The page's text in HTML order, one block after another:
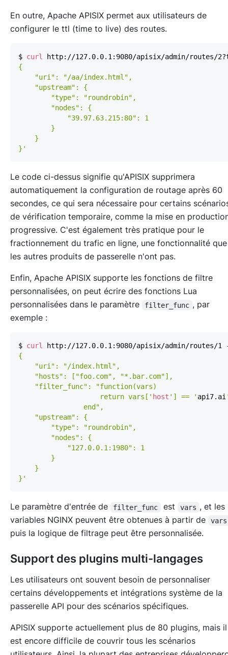
En outre, Apache APISIX permet aux utilisateurs de
configurer le ttl (time to live) des routes.
$ curl http://127.0.0.1:9080/apisix/admin/routes/
}'
Le code ci-dessus signifie qu'APISIX supprimera
automatiquement la configuration de routage après 60
secondes, ce qui sera nécessaire pour certains
de vérification temporaire, comme la mise en
progressive. C'est également très pratique pour le
fractionnement du trafic en ligne, une fonctionnalité que
les autres produits de passerelle n'ont pas.
Enfin, Apache APISIX supporte les fonctions de filtre
personnalisées, on peut écrire des fonctions Lua
personnalisées dans le paramètre
filter_func , par
exemple :
$ curl http://127.0.0.1:9080/apisix/admin/routes/1
                    return vars['
host '] == ' api7.ai
}'
Le paramètre d'entrée de filter_func est vars , et les
variables NGINX peuvent être obtenues à partir de
vars
puis la logique de filtrage peut être personnalisée.
Support des plugins multi-langages
Les utilisateurs ont souvent besoin de personnaliser
certains développements et intégrations système de la
passerelle API pour des scénarios spécifiques.
APISIX supporte actuellement plus de 80 plugins, mais il
est encore difficile de couvrir tous les scénarios